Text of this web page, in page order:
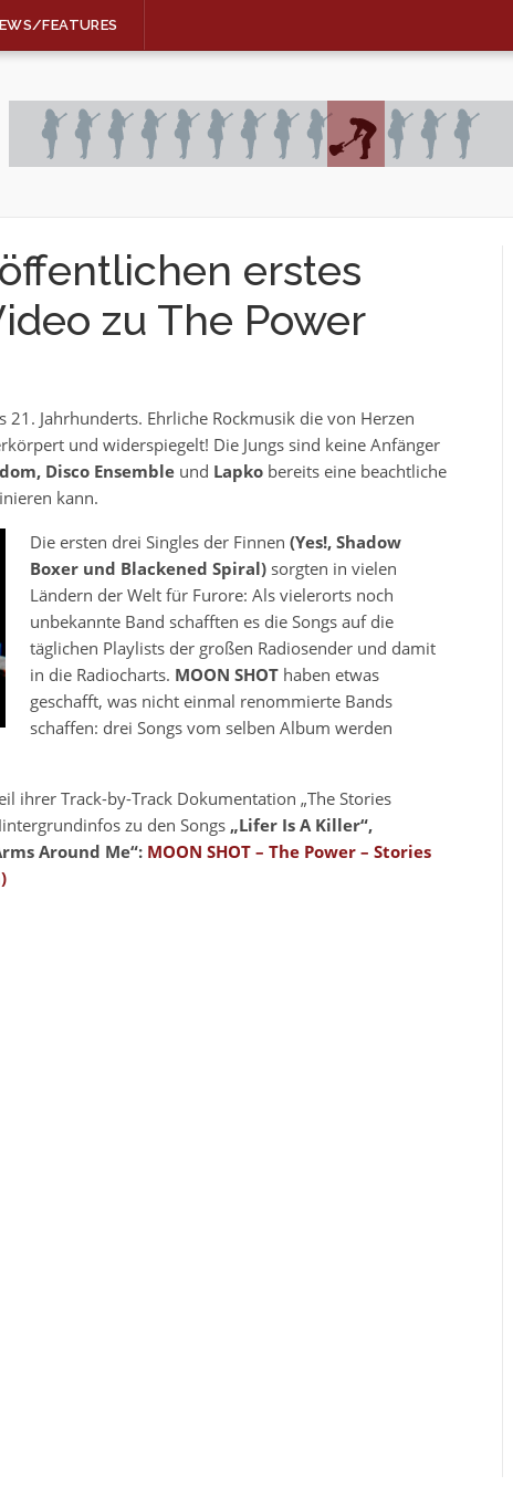
FEATURES
erstes
zu The Power
21. Jahrhunderts. Ehrliche Rockmusik die von Herzen
und widerspiegelt! Die Jungs sind keine Anfänger
Disco Ensemble und Lapkobereits eine beachtliche
kann.
Die ersten drei Singles der Finnen (Yes!, Shadow
Boxer und Blackened Spiral) sorgten in vielen
Ländern der Welt für Furore: Als vielerorts noch
unbekannte Band schafften es die Songs auf die
täglichen Playlists der großen Radiosender und damit
in die Radiocharts. MOON SHOT haben etwas
geschafft, was nicht einmal renommierte Bands
schaffen: drei Songs vom selben Album werden
ihrer Track-by-Track Dokumentation „The Stories
zu den Songs „Lifer Is A Killer“,
Around Me“: MOON SHOT – The Power – Stories